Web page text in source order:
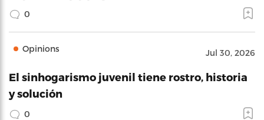
0
Opinions Jul 30, 2026
El sinhogarismo juvenil tiene rostro, historia
y solución
0